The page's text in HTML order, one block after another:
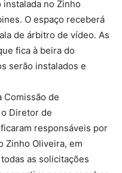
no Zinho
O espaço receberá
de árbitro de vídeo. As
fica à beira do
serão instalados e
Comissão de
Diretor de
responsáveis por
Zinho Oliveira, em
as solicitações